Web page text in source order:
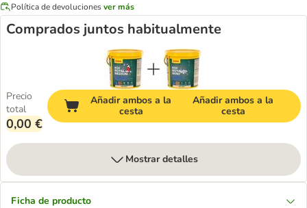
Política de devolucionesver más
Comprados juntos habitualmente
Precio
total
0,00 €
Añadir ambos a la
cesta
Añadir ambos a la
cesta
Mostrar detalles
Ficha de producto